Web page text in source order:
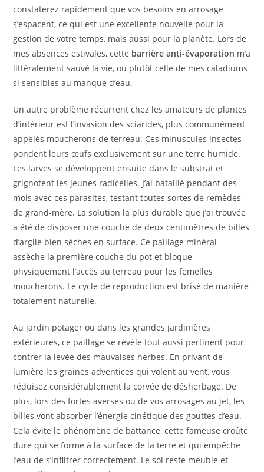
constaterez rapidement que vos besoins en arrosage
s’espacent, ce qui est une excellente nouvelle pour la
gestion de votre temps, mais aussi pour la planète. Lors de
mes absences estivales, cette barrière anti-évaporation m’a
littéralement sauvé la vie, ou plutôt celle de mes caladiums
si sensibles au manque d’eau.
Un autre problème récurrent chez les amateurs de plantes
d’intérieur est l’invasion des sciarides, plus communément
appelés moucherons de terreau. Ces minuscules insectes
pondent leurs œufs exclusivement sur une terre humide.
Les larves se développent ensuite dans le substrat et
grignotent les jeunes radicelles. J’ai bataillé pendant des
mois avec ces parasites, testant toutes sortes de remèdes
de grand-mère. La solution la plus durable que j’ai trouvée
a été de disposer une couche de deux centimètres de billes
d’argile bien sèches en surface. Ce paillage minéral
assèche la première couche du pot et bloque
physiquement l’accès au terreau pour les femelles
moucherons. Le cycle de reproduction est brisé de manière
totalement naturelle.
Au jardin potager ou dans les grandes jardinières
extérieures, ce paillage se révèle tout aussi pertinent pour
contrer la levée des mauvaises herbes. En privant de
lumière les graines adventices qui volent au vent, vous
réduisez considérablement la corvée de désherbage. De
plus, lors des fortes averses ou de vos arrosages au jet, les
billes vont absorber l’énergie cinétique des gouttes d’eau.
Cela évite le phénomène de battance, cette fameuse croûte
dure qui se forme à la surface de la terre et qui empêche
l’eau de s’infiltrer correctement. Le sol reste meuble et